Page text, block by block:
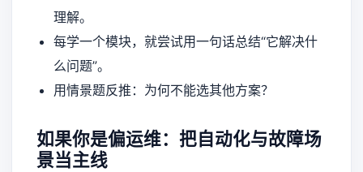
理解。
每学一个模块，就尝试用一句话总结“它解决什
么问题”。
用情景题反推：为何不能选其他方案？
如果你是偏运维：把自动化与故障场
景当主线